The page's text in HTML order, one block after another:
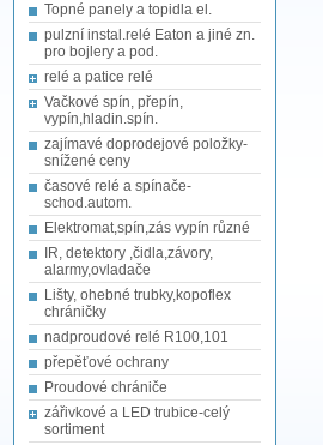
Topné panely a topidla el.
pulzní instal.relé Eaton a jiné zn.
pro bojlery a pod.
relé a patice relé
Vačkové spín, přepín,
vypín,hladin.spín.
zajímavé doprodejové položky-
snížené ceny
časové relé a spínače-
schod.autom.
Elektromat,spín,zás vypín různé
IR, detektory ,čidla,závory,
alarmy,ovladače
Lišty, ohebné trubky,kopoflex
chráničky
nadproudové relé R100,101
přepěťové ochrany
Proudové chrániče
zářivkové a LED trubice-celý
sortiment